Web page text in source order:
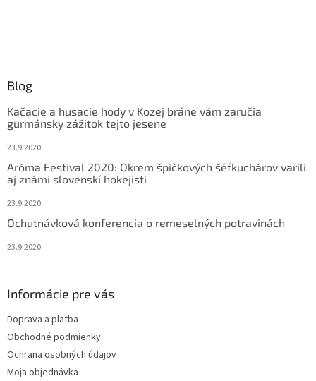
Blog
Kačacie a husacie hody v Kozej bráne vám zaručia
gurmánsky zážitok tejto jesene
23.9.2020
Aróma Festival 2020: Okrem špičkových šéfkuchárov varili
aj známi slovenskí hokejisti
23.9.2020
Ochutnávková konferencia o remeselných potravinách
23.9.2020
Informácie pre vás
Doprava a platba
Obchodné podmienky
Ochrana osobných údajov
Moja objednávka